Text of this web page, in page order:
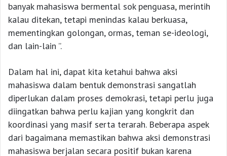
banyak mahasiswa bermental sok penguasa, merintih
kalau ditekan, tetapi menindas kalau berkuasa,
mementingkan golongan, ormas, teman se-ideologi,
dan lain-lain ”.
Dalam hal ini, dapat kita ketahui bahwa aksi
mahasiswa dalam bentuk demonstrasi sangatlah
diperlukan dalam proses demokrasi, tetapi perlu juga
diingatkan bahwa perlu kajian yang kongkrit dan
koordinasi yang masif serta terarah. Beberapa aspek
dari bagaimana memastikan bahwa aksi demonstrasi
mahasiswa berjalan secara positif bukan karena